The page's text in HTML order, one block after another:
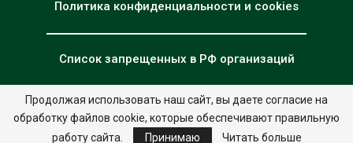
Политика конфиденциальности и cookies
Список запрещенных в РФ организаций
© 2026 - НИА "Экология". Все права защищены. Дизайн:nia.eco
Продолжая использовать наш сайт, вы даете согласие на
обработку файлов cookie, которые обеспечивают правильную
работу сайта.
Принимаю Читать больше